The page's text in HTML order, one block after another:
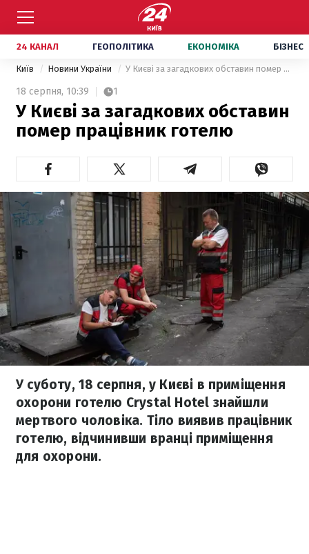
24 КАНАЛ ГЕОПОЛІТИКА ЕКОНОМІКА БІЗНЕС
Київ Новини України У Києві за загадкових обставин помер працівник готелю
18 серпня, 10:39 1
У Києві за загадкових обставин
помер працівник готелю
У суботу, 18 серпня, у Києві в приміщення
охорони готелю Crystal Hotel знайшли
мертвого чоловіка. Тіло виявив працівник
готелю, відчинивши вранці приміщення
для охорони.